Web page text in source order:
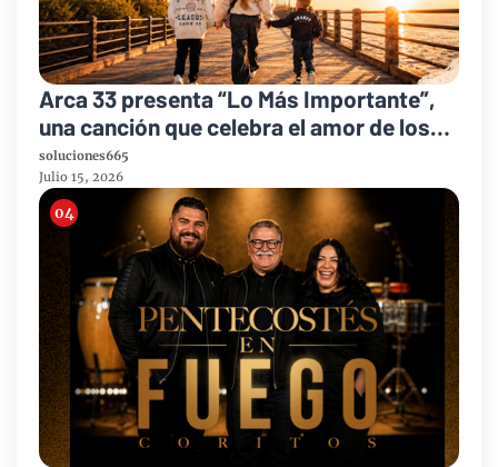
Arca 33 presenta “Lo Más Importante”,
una canción que celebra el amor de los
padres y el legado de la fe
soluciones665
Julio 15, 2026